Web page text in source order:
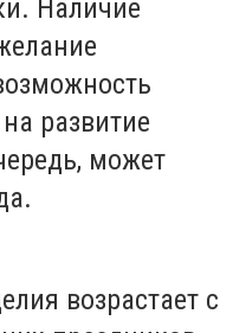
Наличие
развитие
может
возрастает с